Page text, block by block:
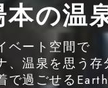
本の温
ベート空間で
、温泉を思う存
で過ごせる